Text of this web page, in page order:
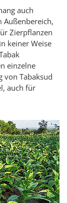
auch
Außenbereich,
Zierpflanzen
keiner Weise
einzelne
von Tabaksud
auch für